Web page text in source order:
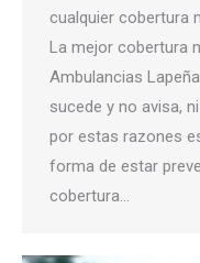
cualquier cobertura
La mejor cobertura
Ambulancias
sucede y no avisa,
por estas razones
forma de estar
cobertura…